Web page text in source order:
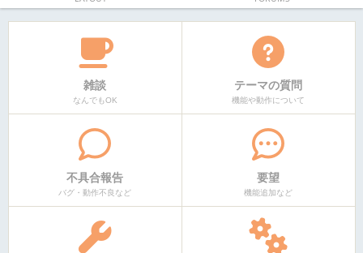
雑談
なんでもOK
テーマの質問
機能や動作について
不具合報告
バグ・動作不良など
要望
機能追加など